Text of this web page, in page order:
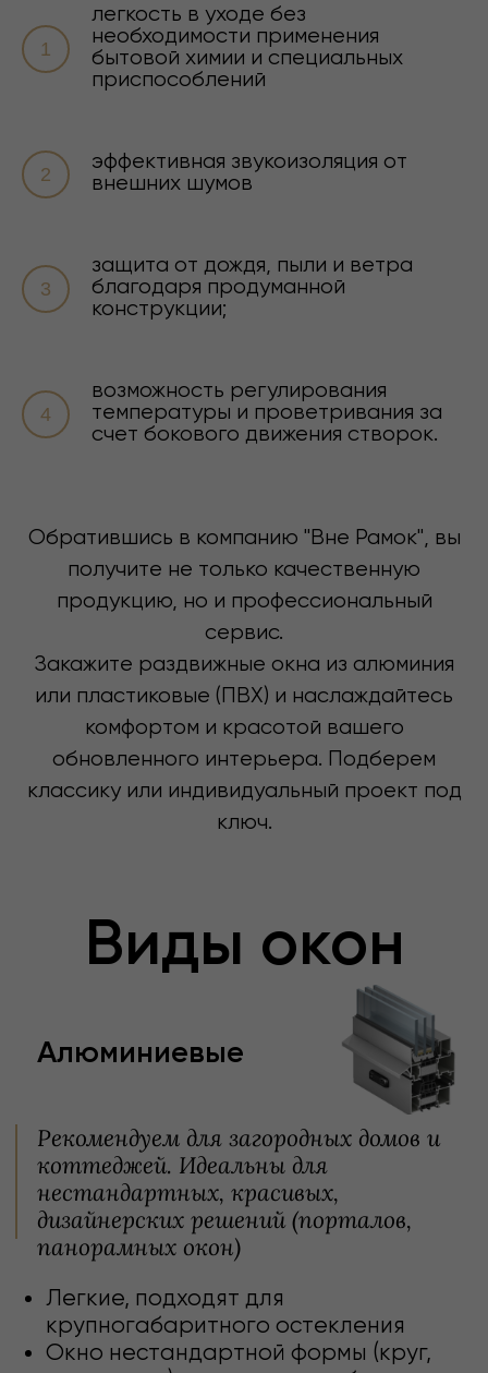
легкость в уходе без
необходимости применения
бытовой химии и специальных
приспособлений
эффективная звукоизоляция от
внешних шумов
защита от дождя, пыли и ветра
благодаря продуманной
конструкции;
возможность регулирования
температуры и проветривания за
счет бокового движения створок.
Обратившись в компанию "Вне Рамок", вы
получите не только качественную
продукцию, но и профессиональный
сервис.
Закажите раздвижные окна из алюминия
или пластиковые (ПВХ) и наслаждайтесь
комфортом и красотой вашего
обновленного интерьера. Подберем
классику или индивидуальный проект под
ключ.
Мы понимаем, что вы не специаист и
не обязаны разбираться в окнах.
консультацию, в процессе которой
мы вместе придем к оптимальному
+7 473 229 90 62
СКОЛЬКО БУДЕТ
СТОИТЬ?
Получить консультацию
панорамного
остекления
Классическое панорамное
остекление